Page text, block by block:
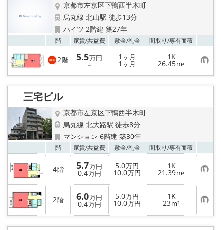
店舗情報·アクセス
会社概要
メールでお問い合わせ
京都市左京区下鴨西半木町
烏丸線 北山駅 徒歩13分
ハイツ 2階建 築27年
階 家賃/共益費 敷金/礼金 間取り/専有面積
2階 5.5万円
－
1 ヶ月
1 ヶ月
1K
26.45m² お
気
に
入
三宅ビル
京都市左京区下鴨西半木町
烏丸線 北大路駅 徒歩8分
マンション 6階建 築30年
階 家賃/共益費 敷金/礼金 間取り/専有面積
4階 5.7万円
0.4万円
5.0万円
10.0万円
1K
21.39m² お
気
に
入
り
登
録
2階 6.0万円
0.4万円
5.0万円
10.0万円
1K
23m² お
気
に